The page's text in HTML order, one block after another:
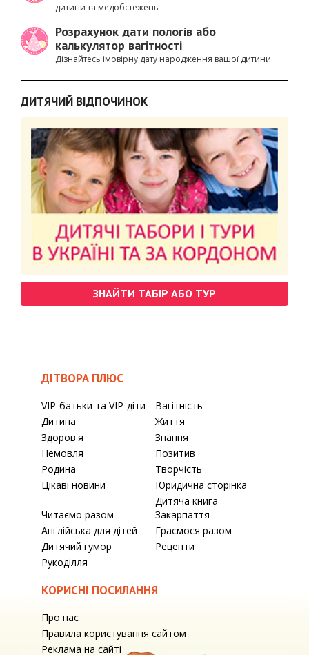
дитини та медобстежень
Розрахунок дати пологів або
калькулятор вагітності
Дізнайтесь імовірну дату народження вашої дитини
ДИТЯЧИЙ ВІДПОЧИНОК
ЗНАЙТИ ТАБІР АБО ТУР
ДІТВОРА ПЛЮС
VIP-батьки та VIP-діти
Вагітність
Дитина
Життя
Здоров'я
Знання
Немовля
Позитив
Родина
Творчість
Цікаві новини
Юридична сторінка
Читаємо разом
Дитяча книга
Закарпаття
Англійська для дітей
Граємося разом
Дитячий гумор
Рецепти
Рукоділля
КОРИСНІ ПОСИЛАННЯ
Про нас
Правила користування сайтом
Реклама на сайті